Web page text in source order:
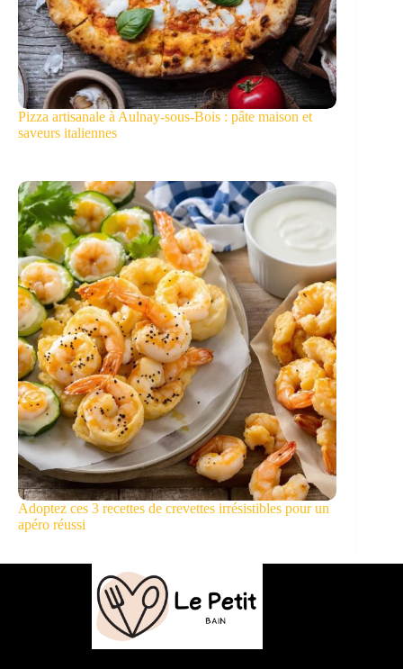
Pizza artisanale à Aulnay-sous-Bois : pâte maison et
saveurs italiennes
Adoptez ces 3 recettes de crevettes irrésistibles pour un
apéro réussi